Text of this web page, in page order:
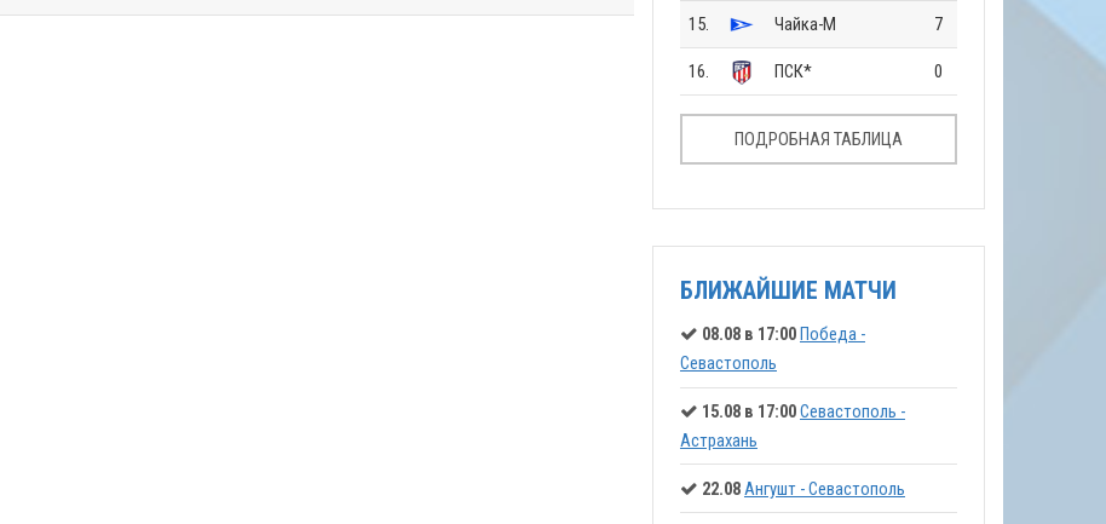
15. Чайка-М 7
16. ПСК* 0
ПОДРОБНАЯ ТАБЛИЦА
БЛИЖАЙШИЕ МАТЧИ
08.08 в 17:00 Победа -
Севастополь
15.08 в 17:00Севастополь -
Астрахань
22.08Ангушт - Севастополь